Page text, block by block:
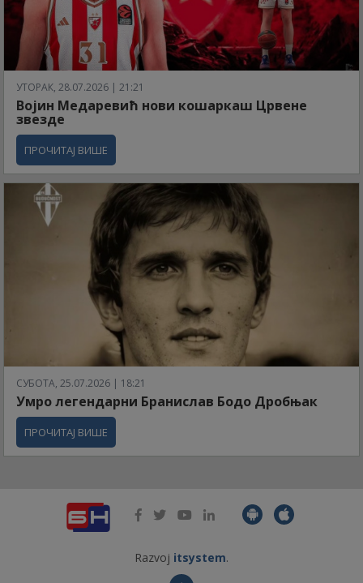
УТОРАК, 28.07.2026 | 21:21
Војин Медаревић нови кошаркаш Црвене
звезде
ПРОЧИТАЈ ВИШЕ
СУБОТА, 25.07.2026 | 18:21
Умро легендарни Бранислав Бодо Дробњак
ПРОЧИТАЈ ВИШЕ
Razvoj itsystem.